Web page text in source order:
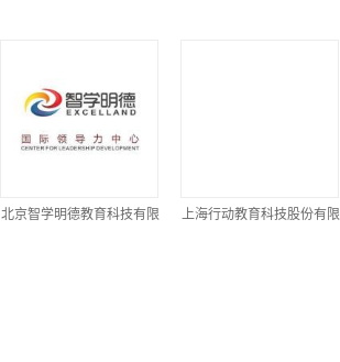
北京智学明德教育科技有限 上海行动教育科技股份有限